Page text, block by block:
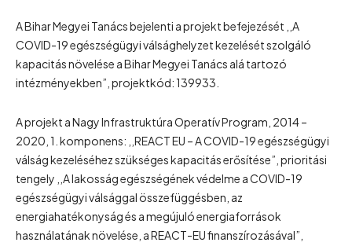
A Bihar Megyei Tanács bejelenti a projekt befejezését ,,A
COVID-19 egészségügyi válsághelyzet kezelését szolgáló
kapacitás növelése a Bihar Megyei Tanács alá tartozó
intézményekben”, projektkód: 139933.
A projekt a Nagy Infrastruktúra Operatív Program, 2014 –
2020, 1. komponens: ,,REACT EU – A COVID-19 egészségügyi
válság kezeléséhez szükséges kapacitás erősítése”, prioritási
tengely ,,A lakosság egészségének védelme a COVID-19
egészségügyi válsággal összefüggésben, az
energiahatékonyság és a megújuló energiaforrások
használatának növelése, a REACT-EU finanszírozásával”,